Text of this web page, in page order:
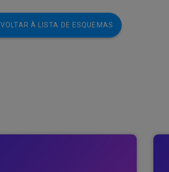
VOLTAR À LISTA DE ESQUEMAS